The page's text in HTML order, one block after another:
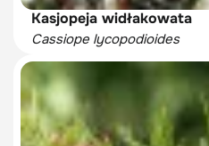
Kasjopeja widłakowata
Cassiope lycopodioides